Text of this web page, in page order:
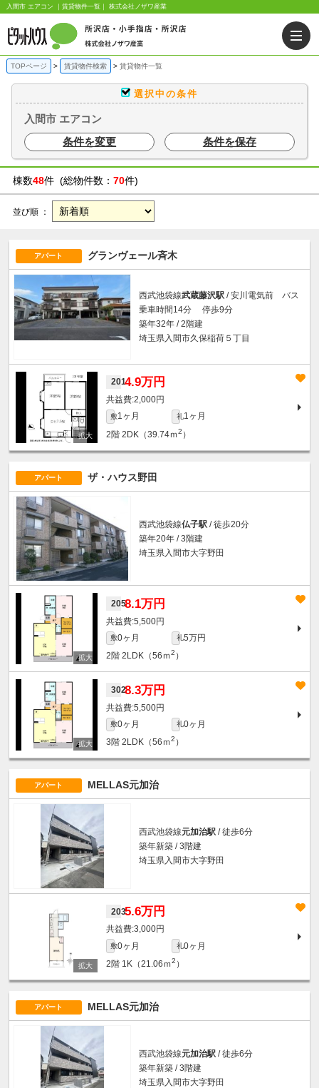
入間市 エアコン ｜賃貸物件一覧｜ 株式会社ノザワ産業
TOPページ 賃貸物件検索 賃貸物件一覧
選択中の条件
入間市 エアコン
条件を変更
条件を保存
棟数48件 (総物件数： 70件)
並び順 ：
アパート グランヴェール斉木
西武池袋線武蔵藤沢駅 / 安川電気前 バス
乗車時間14分 停歩9分
築年32年 / 2階建
埼玉県入間市久保稲荷５丁目
2014.9万円
2,000円
敷1ヶ月 礼1ヶ月
2階 2DK（39.74ｍ2 ）
アパート ザ・ハウス野田
西武池袋線仏子駅 / 徒歩20分
築年20年 / 3階建
埼玉県入間市大字野田
2058.1万円
5,500円
敷0ヶ月 礼5万円
2階 2LDK（56ｍ2 ）
3028.3万円
5,500円
敷0ヶ月 礼0ヶ月
3階 2LDK（56ｍ2 ）
アパート MELLAS元加治
西武池袋線元加治駅 / 徒歩6分
築年新築 / 3階建
埼玉県入間市大字野田
2035.6万円
3,000円
敷0ヶ月 礼0ヶ月
2階 1K（21.06ｍ2 ）
アパート MELLAS元加治
西武池袋線元加治駅 / 徒歩6分
築年新築 / 3階建
埼玉県入間市大字野田